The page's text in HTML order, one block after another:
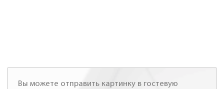
Вы можете отправить картинку в гостевую